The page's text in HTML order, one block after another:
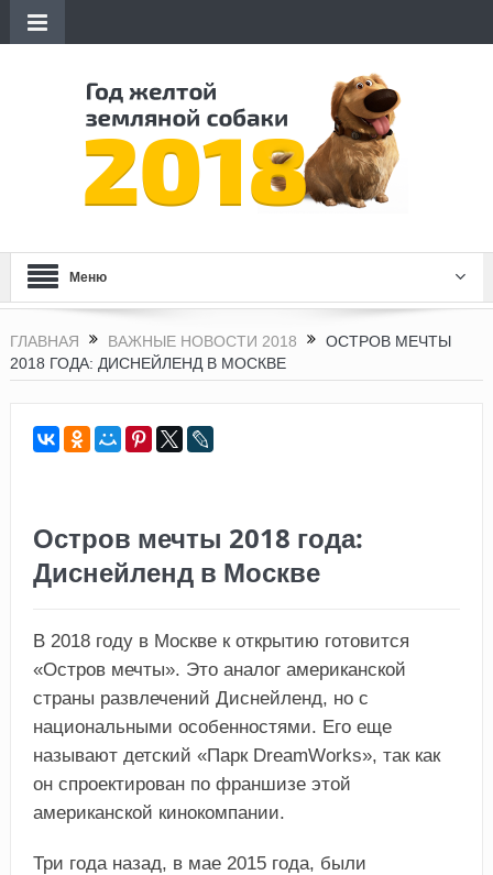
Меню
ГЛАВНАЯ ВАЖНЫЕ НОВОСТИ 2018
ОСТРОВ МЕЧТЫ
2018 ГОДА: ДИСНЕЙЛЕНД В МОСКВЕ
Остров мечты 2018 года:
Диснейленд в Москве
В 2018 году в Москве к открытию готовится
«Остров мечты». Это аналог американской
страны развлечений Диснейленд, но с
национальными особенностями. Его еще
называют детский «Парк DreamWorks», так как
он спроектирован по франшизе этой
американской кинокомпании.
Три года назад, в мае 2015 года, были